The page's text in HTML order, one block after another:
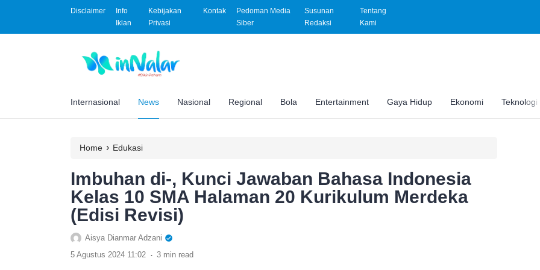
Disclaimer
Info
Iklan
Kebijakan
Privasi
Kontak
Pedoman Media
Siber
Susunan
Redaksi
Tentang
Kami
Internasional News Nasional Regional Bola Entertainment Gaya Hidup Ekonomi Teknologi
Home › Edukasi
Imbuhan di-, Kunci Jawaban Bahasa Indonesia
Kelas 10 SMA Halaman 20 Kurikulum Merdeka
(Edisi Revisi)
Aisya Dianmar Adzani
5 Agustus 2024 11:02 . 3 min read